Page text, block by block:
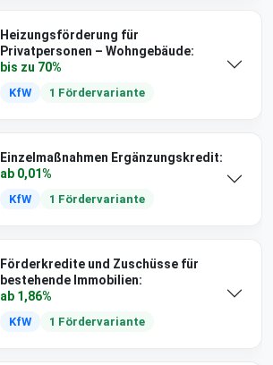
Heizungsförderung für
Privatpersonen – Wohngebäude:
bis zu 70%
KfW 1 Fördervariante
Einzelmaßnahmen Ergänzungskredit:
ab 0,01%
KfW 1 Fördervariante
Förderkredite und Zuschüsse für
bestehende Immobilien:
ab 1,86%
KfW 1 Fördervariante